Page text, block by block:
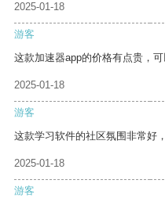
2025-01-18
游客
这款加速器app的价格有点贵，
2025-01-18
游客
这款学习软件的社区氛围非常好
2025-01-18
游客